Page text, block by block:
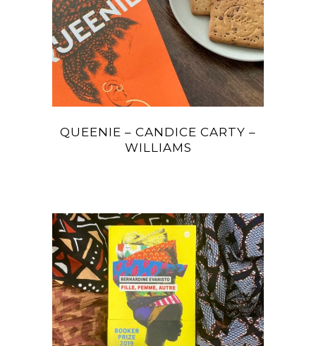
QUEENIE – CANDICE CARTY –
WILLIAMS